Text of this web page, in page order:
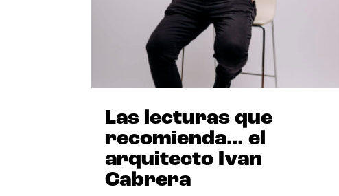
Las lecturas que
recomienda… el
arquitecto Ivan
Cabrera